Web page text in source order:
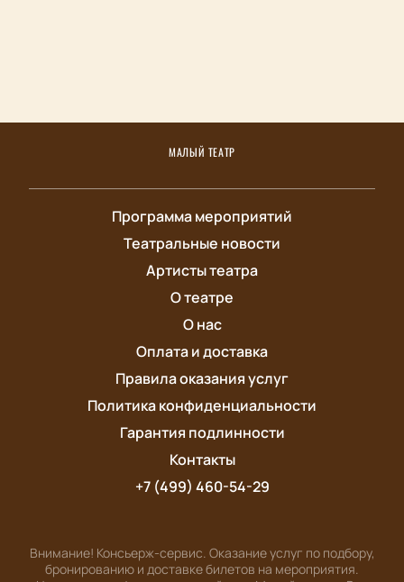
МАЛЫЙ ТЕАТР
Программа мероприятий
Театральные новости
Артисты театра
О театре
О нас
Оплата и доставка
Правила оказания услуг
Политика конфиденциальности
Гарантия подлинности
Контакты
+7 (499) 460-54-29
Внимание! Консьерж-сервис. Оказание услуг по подбору,
бронированию и доставке билетов на мероприятия.